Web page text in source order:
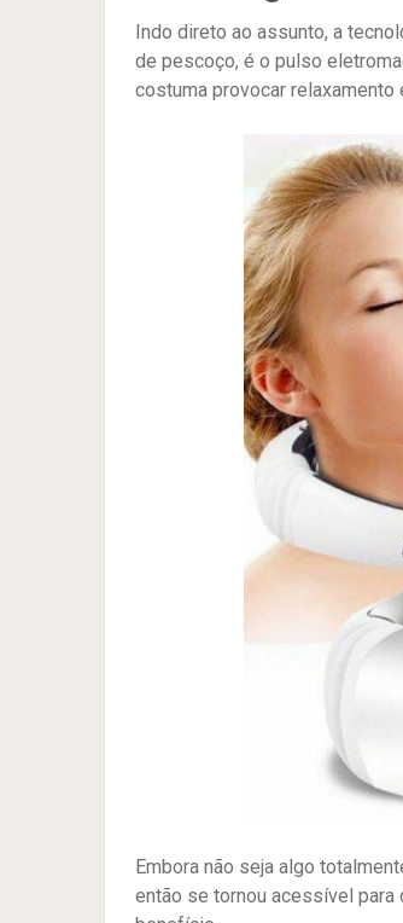
Indo direto ao assunto, a
de pescoço, é o pulso
costuma provocar
Embora não seja algo
então se tornou acessível para